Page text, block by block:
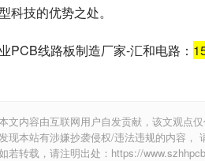
科技的优势之处。
PCB线路板制造厂家-汇和电路：
文内容由互联网用户自发贡献，该文观点
现本站有涉嫌抄袭侵权/违法违规的内容，
若转载，请注明出处：https://